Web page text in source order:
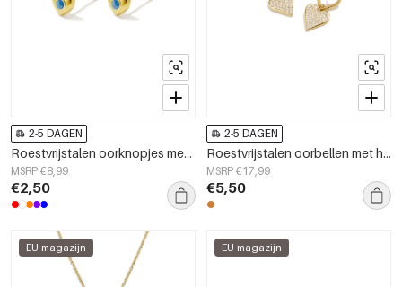
2-5 DAGEN
Roestvrijstalen oorknopjes met hartjesmotief, eenvoudige dagelijkse sieraden uit de Simple Series voor dames.
MSRP €8,99
€2,50
2-5 DAGEN
Roestvrijstalen oorbellen met hanger in hartvorm, eenvoudige dagelijkse serie, damessieraden
MSRP €17,99
€5,50
EU-magazijn EU-magazijn